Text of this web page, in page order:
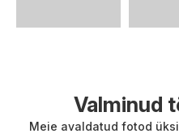
Valminud
Meie avaldatud fotod